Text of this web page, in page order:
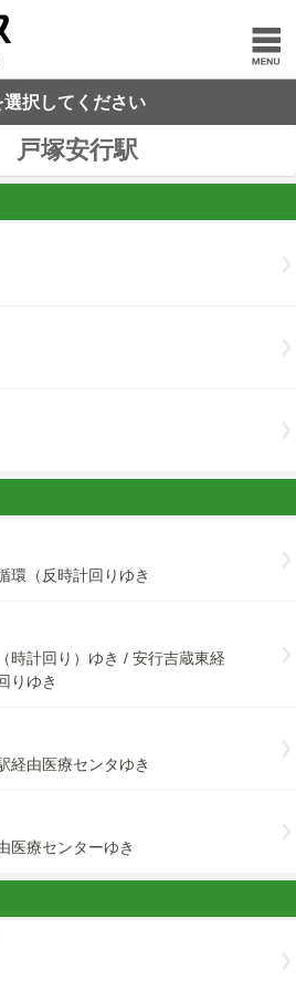
選択してください
戸塚安行駅
（反時計回りゆき
計回り）ゆき / 安行吉蔵東経
りゆき
経由医療センタゆき
医療センターゆき